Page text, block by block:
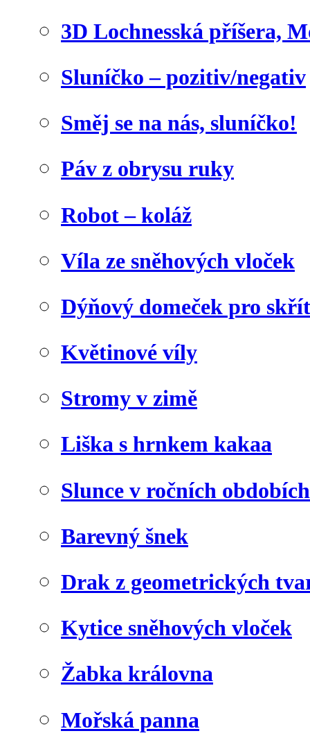
3D Lochnesská příšera,
Sluníčko – pozitiv/negativ
Směj se na nás, sluníčko!
Páv z obrysu ruky
Robot – koláž
Víla ze sněhových vloček
Dýňový domeček pro
Květinové víly
Stromy v zimě
Liška s hrnkem kakaa
Slunce v ročních obdobích
Barevný šnek
Drak z geometrických
Kytice sněhových vloček
Žabka královna
Mořská panna